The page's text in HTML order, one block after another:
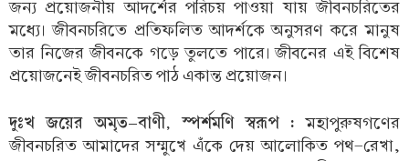
জন্য প্রয়োজনীয় আদর্শের পরিচয় পাওয়া যায় জীবনচরিতের
মধ্যে। জীবনচরিতে প্রতিফলিত আদর্শকে অনুসরণ করে মানুষ
তার নিজের জীবনকে গড়ে তুলতে পারে। জীবনের এই বিশেষ
প্রয়োজনেই জীবনচরিত পাঠ একান্ত প্রয়োজন।
দুঃখ জয়ের অমৃত-বাণী, স্পর্শমণি স্বরূপ : মহাপুরুষগণের
জীবনচরিত আমাদের সম্মুখে এঁকে দেয় আলোকিত পথ-রেখা,